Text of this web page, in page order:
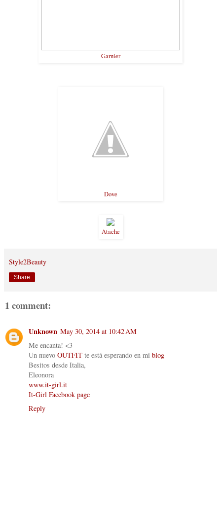
Garnier
Dove
Atache
Style2Beauty
Share
1 comment:
Unknown May 30, 2014 at 10:42 AM
Me encanta! <3
Un nuevo OUTFIT te está esperando en mi blog
Besitos desde Italia,
Eleonora
www.it-girl.it
It-Girl Facebook page
Reply